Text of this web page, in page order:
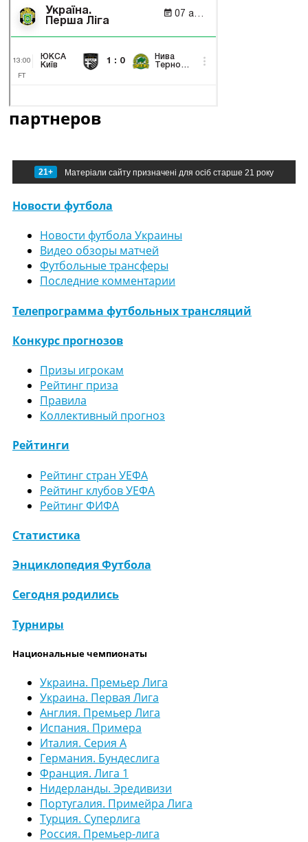
партнеров
21+ Матеріали сайту призначені для осіб старше 21 року
Новости футбола
Новости футбола Украины
Видео обзоры матчей
Футбольные трансферы
Последние комментарии
Телепрограмма футбольных трансляций
Конкурс прогнозов
Призы игрокам
Рейтинг приза
Правила
Коллективный прогноз
Рейтинги
Рейтинг стран УЕФА
Рейтинг клубов УЕФА
Рейтинг ФИФА
Статистика
Энциклопедия Футбола
Сегодня родились
Турниры
Национальные чемпионаты
Украина. Премьер Лига
Украина. Первая Лига
Англия. Премьер Лига
Испания. Примера
Италия. Серия А
Германия. Бундеслига
Франция. Лига 1
Нидерланды. Эредивизи
Португалия. Примейра Лига
Турция. Суперлига
Россия. Премьер-лига